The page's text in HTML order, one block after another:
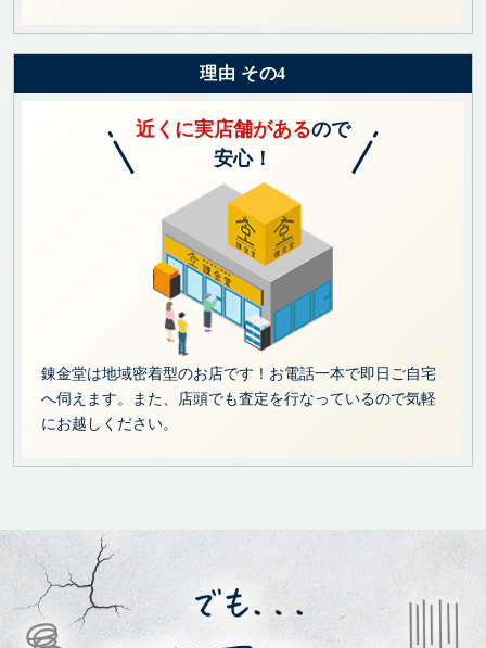
理由 その4
近くに実店舗があるので
安心！
錬金堂は地域密着型のお店です！お電話一本で即日ご自宅
へ伺えます。また、店頭でも査定を行なっているので気軽
にお越しください。